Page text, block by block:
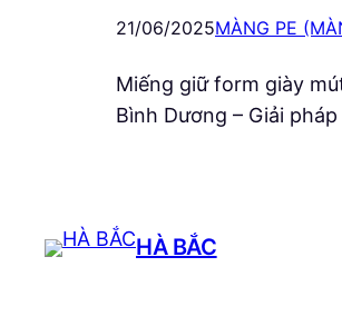
21/06/2025MÀNG PE
Miếng giữ form giày
Bình Dương – Giải
HÀ BẮC